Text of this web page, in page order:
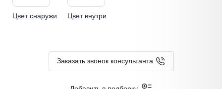
Цвет снаружи Цвет внутри
Заказать звонок консультанта